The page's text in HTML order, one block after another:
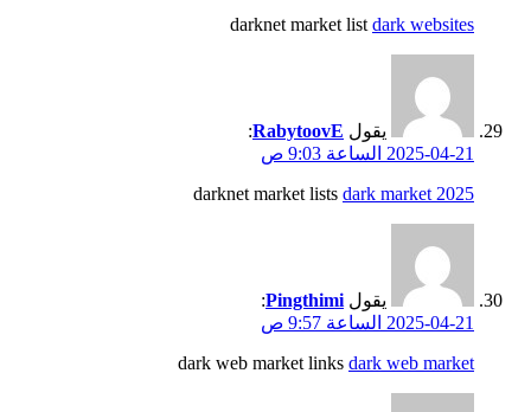
darknet market listdark websites
يقول RabytoovE
:
2025-04-21 الساعة 9:03 ص
darknet market listsdark market 2025
يقول Pingthimi
:
2025-04-21 الساعة 9:57 ص
dark web market linksdark web market